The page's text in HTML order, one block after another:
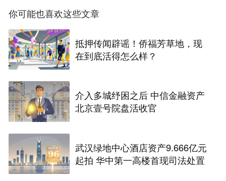
你可能也喜欢这些文章
抵押传闻辟谣！侨福芳草地，现
在到底活得怎么样？
介入多城纾困之后 中信金融资产
北京壹号院盘活收官
武汉绿地中心酒店资产9.666亿元
起拍 华中第一高楼首现司法处置